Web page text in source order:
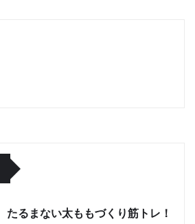
たるまない太ももづくり筋トレ！